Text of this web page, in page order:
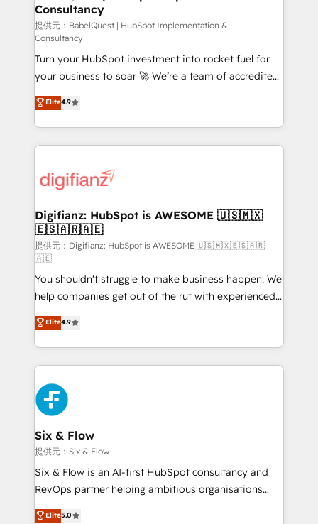
12 • 150+ clients across Sales Hub, Marketing Hub,
Service Hub, Data Hub and CMS • ISO/IEC
27001:2022, ISO 9001:2015, and ISO 42001:2023
certified - the AI management standard • GuardHub:
our AI governance framework, built on ISO 42001
Ready for the next step? Click the 👈 '𝗖𝗼𝗻𝘁𝗮𝗰𝘁
𝗯𝘂𝘀𝗶𝗻𝗲𝘀𝘀' button to get in touch (𝘸𝘦'𝘳𝘦 𝘴𝘶𝘱𝘦𝘳
𝘳𝘦𝘴𝘱𝘰𝘯𝘴𝘪𝘷𝘦)
Consultancy
提供元：BabelQuest | HubSpot Implementation &
Consultancy
Turn your HubSpot investment into rocket fuel for
your business to soar 🚀 We’re a team of accredited
HubSpot experts ready to help you. We can
implement the platform into complex business
environments, optimise what you've got and make
sure you can actually use it, build your website in
for you and execute it on HubSpot. We are on the
framework, meaning we've been accredited by
HubSpot and vetted by the CCS, which means we
can support public sector companies as well the
other ones listed in our profile. Our services: -
HubSpot implementation - HubSpot CMS website
build We can do lots of things. But everything we do
is there for you to: - Grow revenue, and run your
business more efficiently - Build stronger
relationships with customers - Make better
decisions with data - Find a new voice and reach
more people - Get the most out of your HubSpot
investment
Elite4.9
Digifianz: HubSpot is AWESOME 🇺🇸🇲🇽
🇪🇸🇦🇷🇦🇪
提供元：Digifianz: HubSpot is AWESOME 🇺🇸🇲🇽🇪🇸🇦🇷
🇦🇪
You shouldn't struggle to make business happen. We
help companies get out of the rut with experienced,
process-oriented teams implementing HubSpot
Marketing, Sales, Service, CMS and Operations Hub,
so selling and actually engaging with your customers
feels easy and pain-free. We are a top ranked
HubSpot Elite Partner, winner of Rookie of the Year
and Customer First Awards, 4.9/5 rating in HubSpot
Reviews and 4.9/5 rating in Clutch Reviews. Digifianz
helps the following industries: logistics & 3PL, home
improvement & construction, branding and
commercialization, real estate, health, education,
SaaS, Software Dev & IT and consulting, make the
the United States, EU, UAE, Mexico and Latin
Elite4.9
Six & Flow
提供元：Six & Flow
Six & Flow is an AI-first HubSpot consultancy and
RevOps partner helping ambitious organisations
grow with clarity, confidence, and intelligence.
Elite5.0